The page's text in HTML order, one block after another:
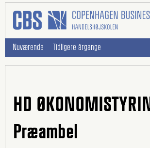
Nuværende Tidligere årgange
HD
Præambel